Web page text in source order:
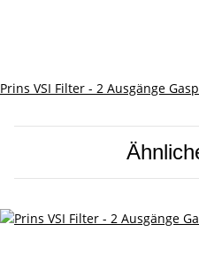
Prins VSI Filter - 2 Ausgänge